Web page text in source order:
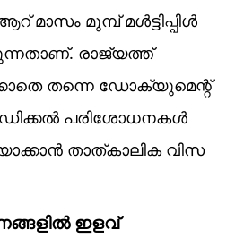
മാസം മുമ്പ് മള്‍ട്ടിപ്പിള്‍
രാജ്യത്ത്
തന്നെ ഡോക്യുമെന്റ്
പരിശോധനകള്‍
താത്കാലിക വിസ
ഇളവ്